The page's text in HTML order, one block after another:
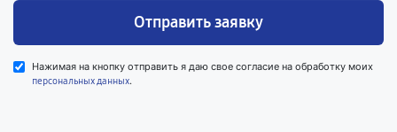
Отправить заявку
Нажимая на кнопку отправить я даю свое согласие на обработку моих
персональных данных.